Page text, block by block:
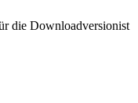
die Downloadversionist